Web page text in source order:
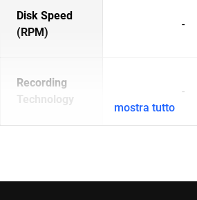
Disk Speed
(RPM)
-
Recording
Technology
-
mostra tutto